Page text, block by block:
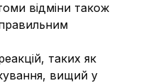
відміни також
таких як
вищий у